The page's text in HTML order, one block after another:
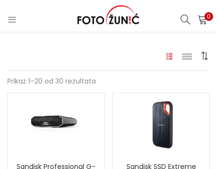
0
Prikaz 1–20 od 30 rezultata
Sandisk Professional G-
Sandisk SSD Extreme